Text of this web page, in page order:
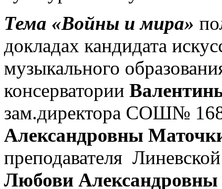
Тема «Войны и мира»
докладах кандидата
музыкального
консерватории
зам.директора СОШ№
Александровны
преподавателя
Любови